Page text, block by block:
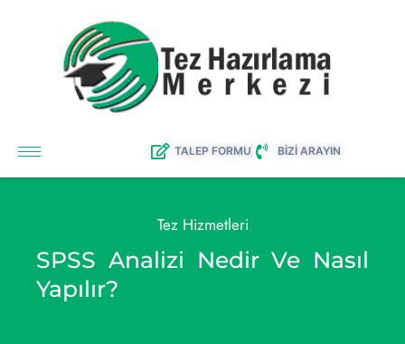
TALEP FORMU BİZİ ARAYIN
Tez Hizmetleri
SPSS Analizi Nedir Ve Nasıl
Yapılır?